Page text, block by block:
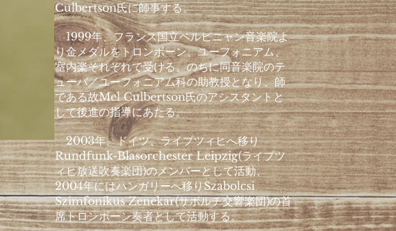
Culbertson氏に師事する。
1999年、フランス国立ペルピニャン音楽院よ
り金メダルをトロンボーン、ユーフォニアム、
室内楽それぞれで受ける。のちに同音楽院のテ
ューバ／ユーフォニアム科の助教授となり、師
である故Mel Culbertson氏のアシスタントと
して後進の指導にあたる。
2003年、ドイツ、ライプツィヒへ移り
Rundfunk-Blasorchester Leipzig(ライプツ
ィヒ放送吹奏楽団)のメンバーとして活動、
2004年にはハンガリーへ移りSzabolcsi
Szimfonikus Zenekar(サボルチ交響楽団)の首
席トロンボーン奏者として活動する。